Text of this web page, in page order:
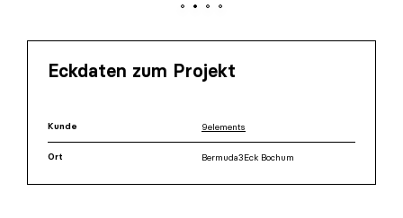
Eckdaten zum Projekt
Kunde 9elements
Ort Bermuda3Eck Bochum